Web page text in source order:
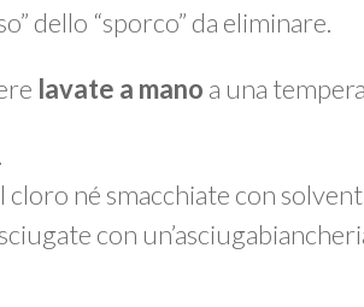
dello “sporco” da eliminare.
lavate a mano a una
né smacchiate con
con